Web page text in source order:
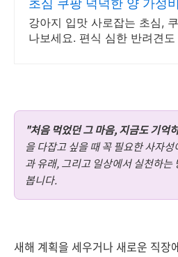
초심 쿠팡 넉넉한 양 가성
강아지 입맛 사로잡는 초심,
나보세요. 편식 심한 반려견
"처음 먹었던 그 마음, 지금도 기억
을 다잡고 싶을 때 꼭 필요한 사자
과 유래, 그리고 일상에서 실천하는
봅니다.
새해 계획을 세우거나 새로운 직장